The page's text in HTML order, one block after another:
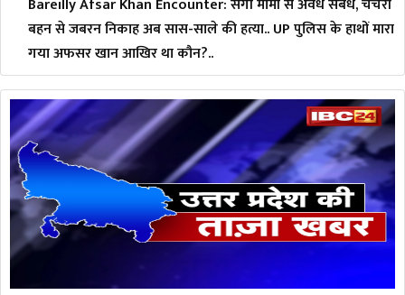
Bareilly Afsar Khan Encounter: सगी मामी से अवैध संबंध, चचेरी
बहन से जबरन निकाह अब सास-साले की हत्या.. UP पुलिस के हाथों मारा
गया अफसर खान आखिर था कौन?..